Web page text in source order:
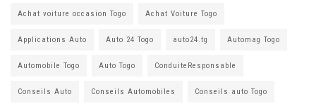
Achat voiture occasion Togo Achat Voiture Togo
Applications Auto Auto 24 Togo auto24.tg Automag Togo
Automobile Togo Auto Togo ConduiteResponsable
Conseils Auto Conseils Automobiles Conseils auto Togo